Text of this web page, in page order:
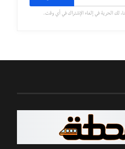
لك الحرية في إلغاء الإشتراك في أي وقت.